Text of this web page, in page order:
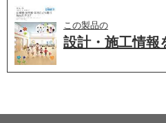
この製品の
設計・施工情報